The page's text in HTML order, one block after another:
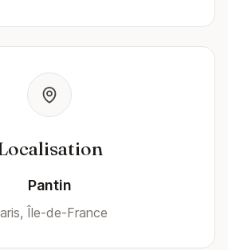
Pantin
Île-de-France